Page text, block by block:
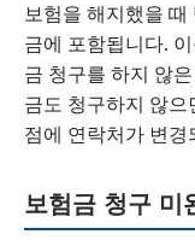
보험을 해지했을
금에 포함됩니다.
금 청구를 하지 않
금도 청구하지 않
점에 연락처가 변
보험금 청구 미